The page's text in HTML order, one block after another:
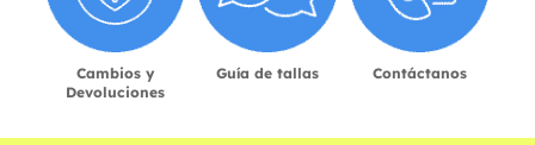
Cambios y
Devoluciones
Guía de tallas Contáctanos